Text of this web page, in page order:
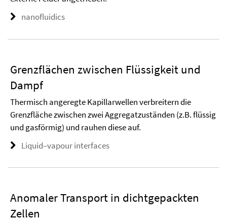
nanofluidics
Grenzflächen zwischen Flüssigkeit und
Dampf
Thermisch angeregte Kapillarwellen verbreitern die
Grenzfläche zwischen zwei Aggregatzuständen (z.B. flüssig
und gasförmig) und rauhen diese auf.
Liquid­–vapour interfaces
Anomaler Transport in dichtgepackten
Zellen